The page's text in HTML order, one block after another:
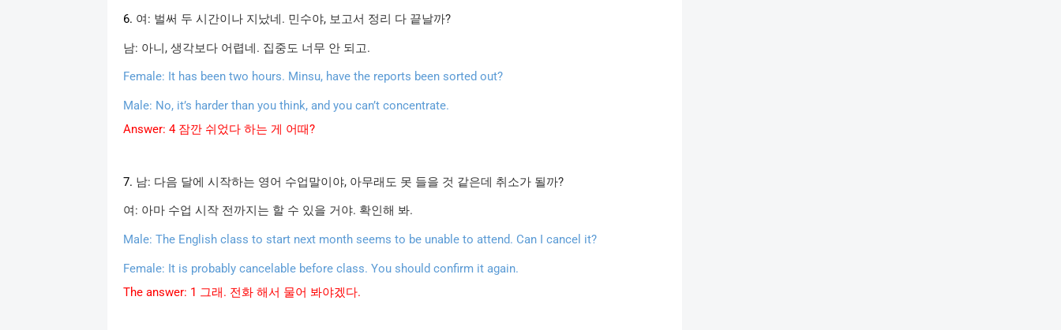
6. 여: 벌써 두 시간이나 지났네. 민수야, 보고서 정리 다 끝날까?
남: 아니, 생각보다 어렵네. 집중도 너무 안 되고.
Female: It has been two hours. Minsu, have the reports been sorted out?
Male: No, it’s harder than you think, and you can’t concentrate.
Answer: 4 잠깐 쉬었다 하는 게 어때?
7. 남: 다음 달에 시작하는 영어 수업말이야, 아무래도 못 들을 것 같은데 취소가 될까?
여 : 아마 수업 시작 전까지는 할 수 있을 거야. 확인해 봐.
Male: The English class to start next month seems to be unable to attend. Can I cancel it?
Female: It is probably cancelable before class. You should confirm it again.
The answer: 1 그래. 전화 해서 물어 봐야겠다.